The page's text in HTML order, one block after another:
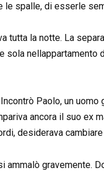
le spalle, di esserle
tutta la notte. La
sola nellappartamento
Paolo, un
ancora il suo ex
desiderava cambiare
ammalò gravemente.